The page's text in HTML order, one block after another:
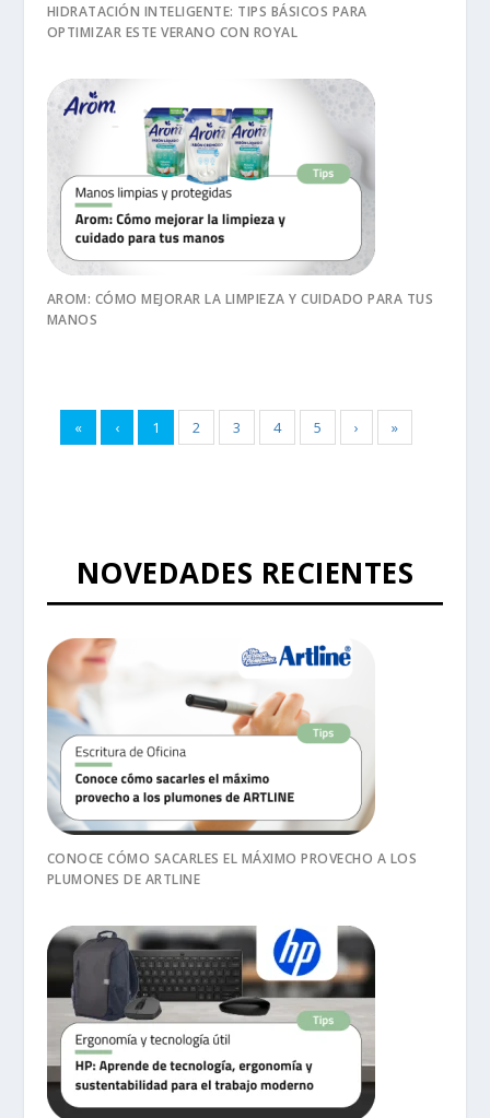
HIDRATACIÓN INTELIGENTE: TIPS BÁSICOS PARA
OPTIMIZAR ESTE VERANO CON ROYAL
AROM: CÓMO MEJORAR LA LIMPIEZA Y CUIDADO PARA TUS
MANOS
« ‹ 1 2 3 4 5 › »
NOVEDADES RECIENTES
CONOCE CÓMO SACARLES EL MÁXIMO PROVECHO A LOS
PLUMONES DE ARTLINE